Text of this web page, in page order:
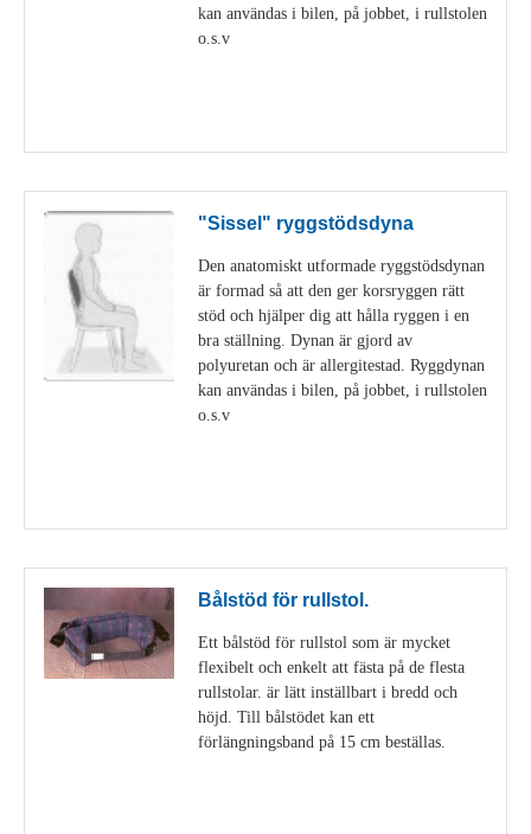
kan användas i bilen, på jobbet, i rullstolen
o.s.v
"Sissel" ryggstödsdyna
Den anatomiskt utformade ryggstödsdynan
är formad så att den ger korsryggen rätt
stöd och hjälper dig att hålla ryggen i en
bra ställning. Dynan är gjord av
polyuretan och är allergitestad. Ryggdynan
kan användas i bilen, på jobbet, i rullstolen
o.s.v
Bålstöd för rullstol.
Ett bålstöd för rullstol som är mycket
flexibelt och enkelt att fästa på de flesta
rullstolar. är lätt inställbart i bredd och
höjd. Till bålstödet kan ett
förlängningsband på 15 cm beställas.